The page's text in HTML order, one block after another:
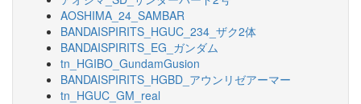
AOSHIMA_24_SAMBAR
BANDAISPIRITS_HGUC_234_ザク2体
BANDAISPIRITS_EG_ガンダム
tn_HGIBO_GundamGusion
BANDAISPIRITS_HGBD_アウンリゼアーマー
tn_HGUC_GM_real